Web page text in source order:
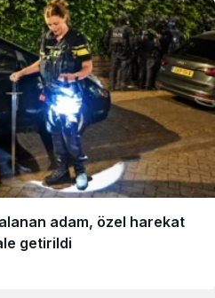
adam, özel harekat
getirildi